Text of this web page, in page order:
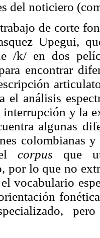
del noticiero
de corte
Upegui,
/k/ en dos
encontrar
el análisis
interrupción y la
algunas
colombianas
elcorpus que
por lo que no
vocabulario